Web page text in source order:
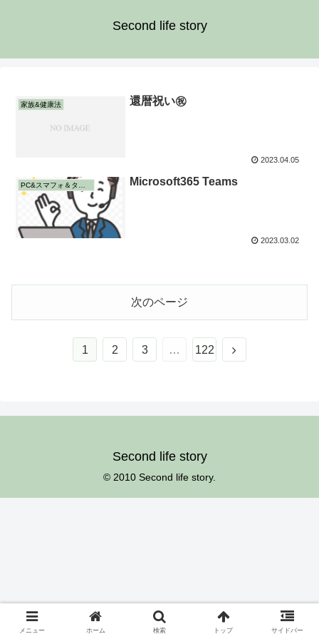
Second life story
家族&健康法 還暦祝い㊗️
2023.04.05
Microsoft365 Teams
2023.03.02
次のページ
1 2 3 … 122
次
Second life story
© 2010 Second life story.
メニュー ホーム 検索 トップ サイドバー